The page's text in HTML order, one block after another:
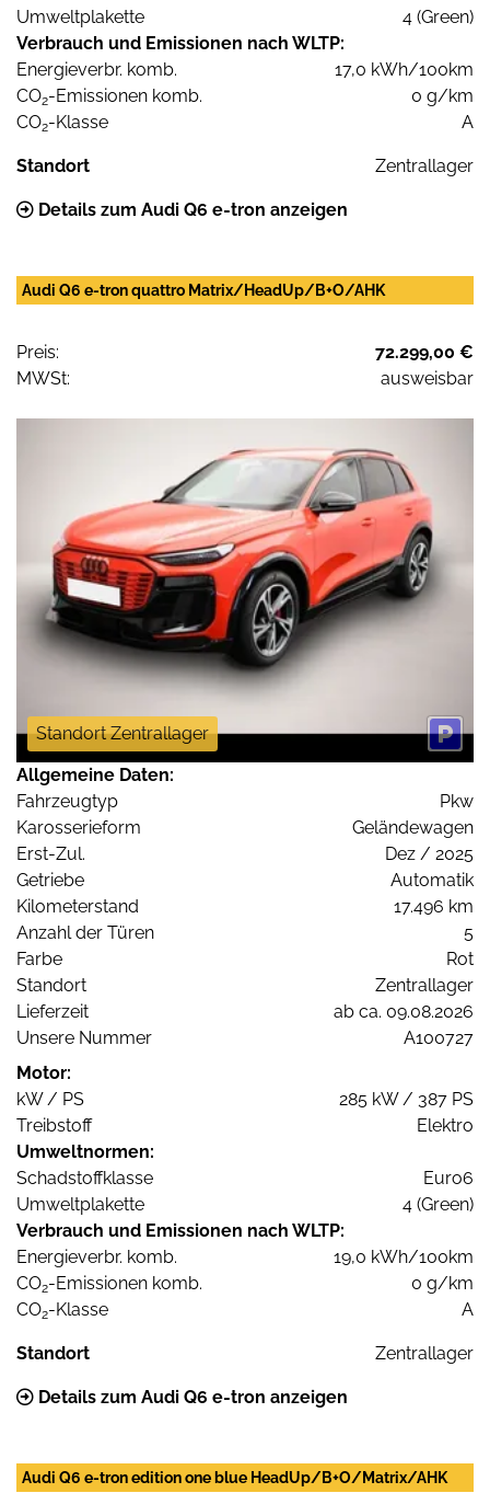
Umweltplakette
4 (Green)
Verbrauch und Emissionen nach WLTP:
Energieverbr. komb.
17,0 kWh/100km
CO2-Emissionen komb.
0 g/km
CO2-Klasse A
Standort Zentrallager
Details zum Audi Q6 e-tron anzeigen
Audi Q6 e-tron quattro Matrix/HeadUp/B+O/AHK
Preis:
72.299,00 €
MWSt:
ausweisbar
Standort Zentrallager
Allgemeine Daten:
Fahrzeugtyp
Pkw
Karosserieform
Geländewagen
Erst-Zul.
Dez / 2025
Getriebe
Automatik
Kilometerstand
17.496 km
Anzahl der Türen
5
Farbe
Rot
Standort
Zentrallager
Lieferzeit
ab ca. 09.08.2026
Unsere Nummer
A100727
Motor:
kW / PS
285 kW / 387 PS
Treibstoff
Elektro
Umweltnormen:
Schadstoffklasse
Euro6
Umweltplakette
4 (Green)
Verbrauch und Emissionen nach WLTP:
Energieverbr. komb.
19,0 kWh/100km
CO2-Emissionen komb.
0 g/km
CO2-Klasse A
Standort Zentrallager
Details zum Audi Q6 e-tron anzeigen
Audi Q6 e-tron edition one blue HeadUp/B+O/Matrix/AHK